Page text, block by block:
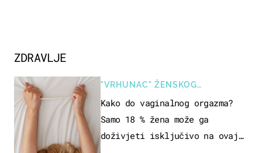
ZDRAVLJE
"VRHUNAC" ŽENSKOG
SEKSUALNOG ISKUSTVA
Kako do vaginalnog orgazma?
Samo 18 % žena može ga
doživjeti isključivo na ovaj